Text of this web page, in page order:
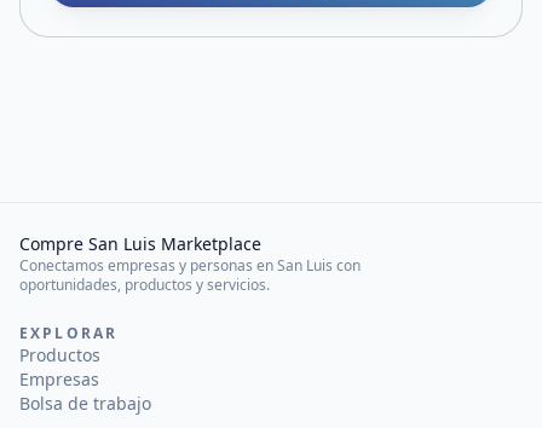
Compre San Luis Marketplace
Conectamos empresas y personas en San Luis con
oportunidades, productos y servicios.
EXPLORAR
Productos
Empresas
Bolsa de trabajo